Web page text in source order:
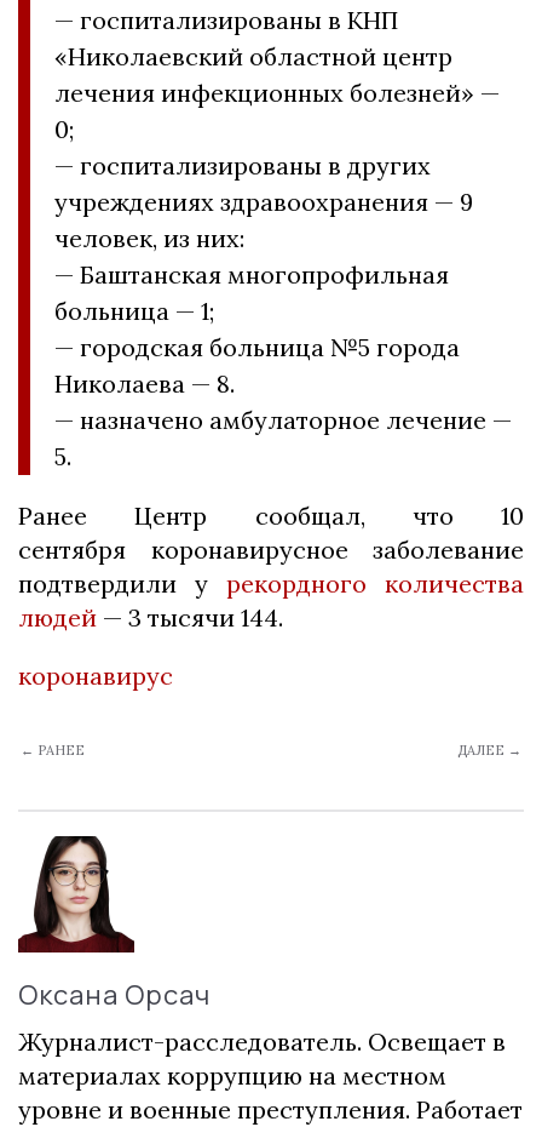
— госпитализированы в КНП
«Николаевский областной центр
лечения инфекционных болезней» —
0;
— госпитализированы в других
учреждениях здравоохранения — 9
человек, из них:
— Баштанская многопрофильная
больница — 1;
— городская больница №5 города
Николаева — 8.
— назначено амбулаторное лечение —
5.
Ранее Центр сообщал, что 10
сентября коронавирусное заболевание
подтвердили у рекордного количества
людей — 3 тысячи 144.
коронавирус
← РАНЕЕ ДАЛЕЕ →
Оксана Орсач
Журналист-расследователь. Освещает в
материалах коррупцию на местном
уровне и военные преступления. Работает